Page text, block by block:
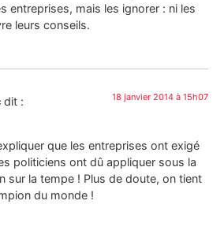
entreprises, mais les ignorer : ni les
leurs conseils.
dit : 18 janvier 2014 à 15h07
que les entreprises ont exigé
politiciens ont dû appliquer sous la
sur la tempe ! Plus de doute, on tient
du monde !